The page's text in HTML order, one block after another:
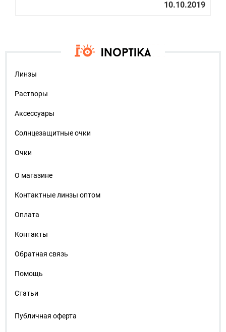
Линзы
Растворы
Аксессуары
Солнцезащитные очки
Очки
О магазине
Контактные линзы оптом
Оплата
Контакты
Обратная связь
Помощь
Статьи
Публичная оферта